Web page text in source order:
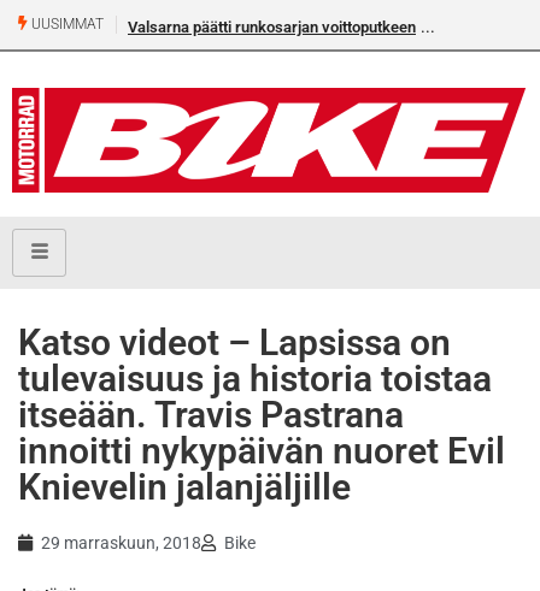
UUSIMMAT Valsarna päätti runkosarjan voittoputkeen
Katso videot – Lapsissa on
tulevaisuus ja historia toistaa
itseään. Travis Pastrana
innoitti nykypäivän nuoret Evil
Knievelin jalanjäljille
29 marraskuun, 2018 Bike